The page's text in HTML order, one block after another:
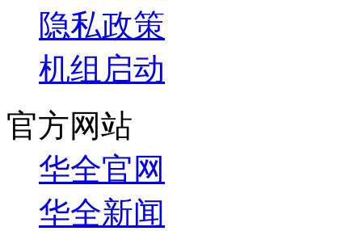
隐私政策
机组启动
官方网站
华全官网
华全新闻